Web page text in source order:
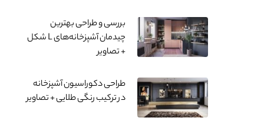
بررسی و طراحی بهترین
چیدمان آشپزخانه‌های L شکل
+ تصاویر
طراحی دکوراسیون آشپزخانه
در ترکیب رنگی طلایی + تصاویر